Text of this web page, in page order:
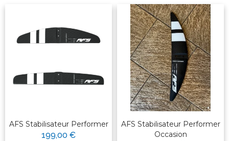
AFS Stabilisateur Performer
199,00 €
AFS Stabilisateur Performer
Occasion